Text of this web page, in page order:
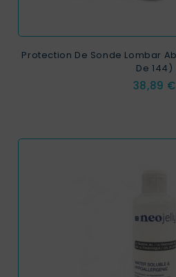
Protection De Sonde Lombar
De 144)
Prix
38,89 €